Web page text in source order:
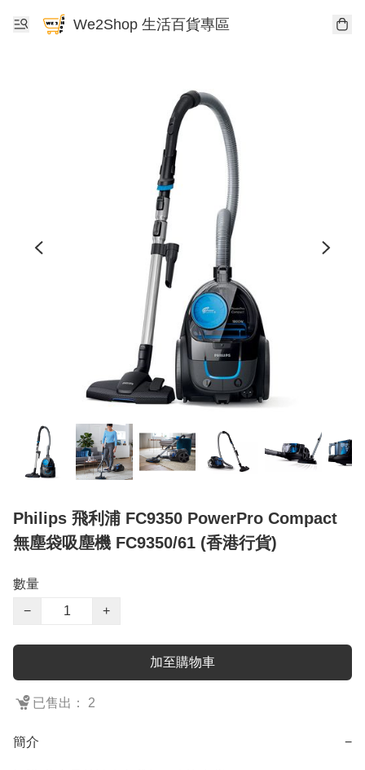
We2Shop 生活百貨專區
Philips 飛利浦 FC9350 PowerPro Compact
無塵袋吸塵機 FC9350/61 (香港行貨)
數量
−
+
加至購物車
已售出： 2
簡介 −